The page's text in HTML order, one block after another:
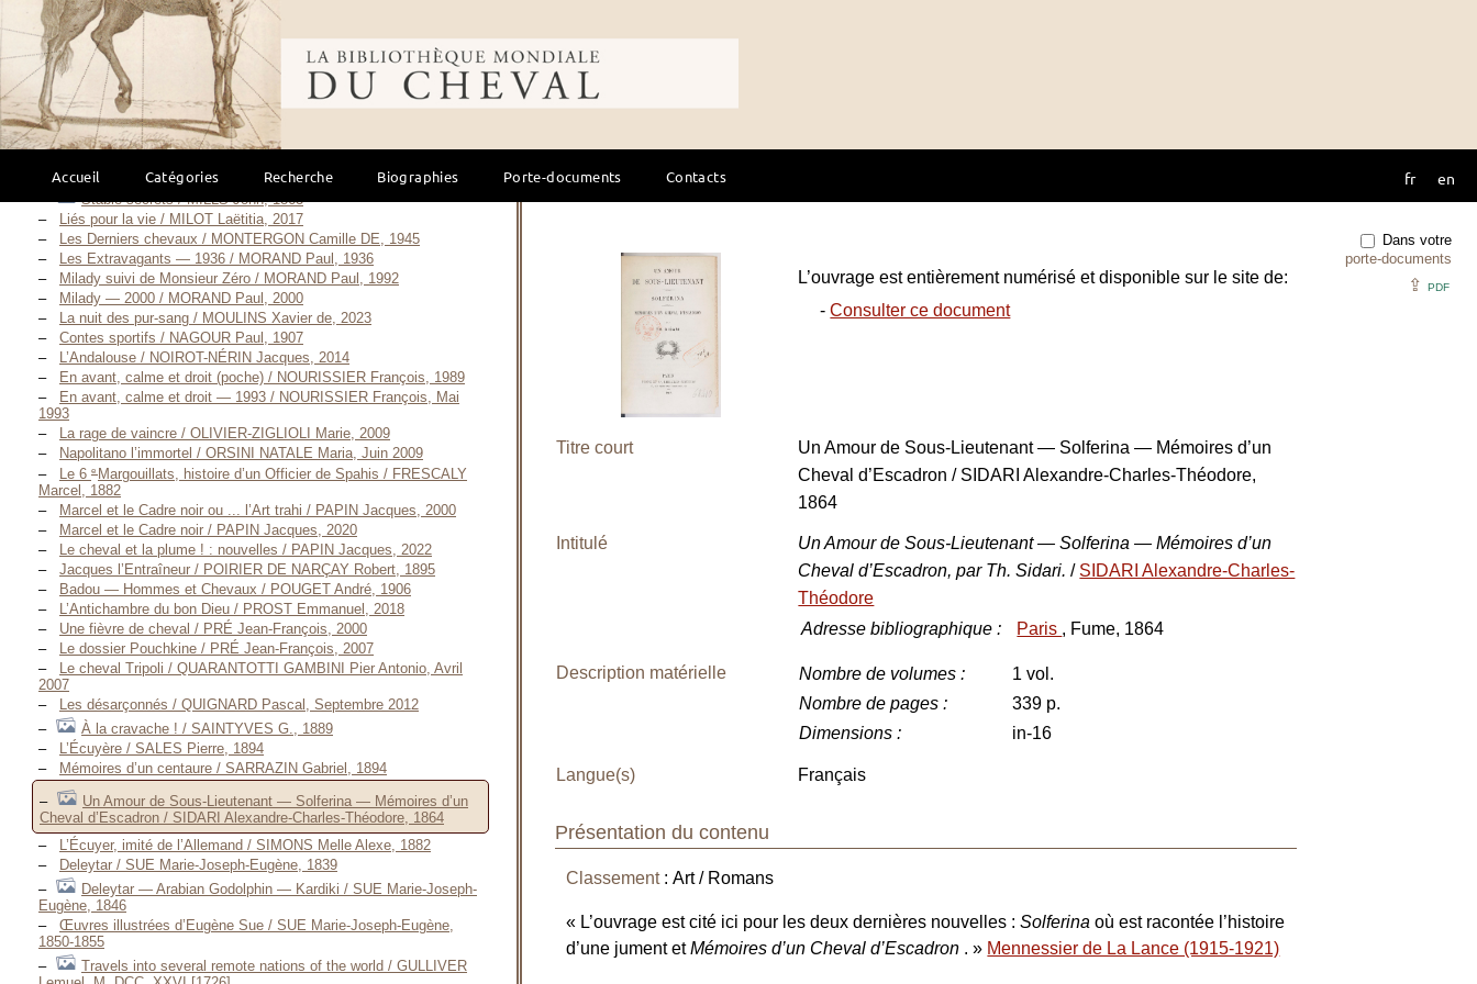
Bibliothèque mondiale du cheval
Accueil Catégories Recherche Biographies Porte-documents Contacts fr en
Jim Blackwood, Jockey — édition illustrée / MANDELSTAMM
Valentin, S. D. [1912]
Jim Blackwood, Jockey — 1921 / MANDELSTAMM Valentin, S. D.
[1921]
À nos chevaux ! / MANOTTI Dominique, 1999
Le cavalier à la charrette / MARIE Jean-Noël, 2004
De si jolis chevaux / MCCARTHY Cormac, 1993
Le grand passage / MCCARTHY Cormac, 1997
Des villes dans la plaine / MCCARTHY Cormac, 1998
Stable secrets / MILLS John, 1863
Liés pour la vie / MILOT Laëtitia, 2017
Les Derniers chevaux / MONTERGON Camille DE, 1945
Les Extravagants — 1936 / MORAND Paul, 1936
Milady suivi de Monsieur Zéro / MORAND Paul, 1992
Milady — 2000 / MORAND Paul, 2000
La nuit des pur-sang / MOULINS Xavier de, 2023
Contes sportifs / NAGOUR Paul, 1907
L’Andalouse / NOIROT-NÉRIN Jacques, 2014
En avant, calme et droit (poche) / NOURISSIER François, 1989
En avant, calme et droit — 1993 / NOURISSIER François, Mai
1993
La rage de vaincre / OLIVIER-ZIGLIOLI Marie, 2009
Napolitano l’immortel / ORSINI NATALE Maria, Juin 2009
Le 6 e Margouillats, histoire d’un Officier de Spahis / FRESCALY
Marcel, 1882
Marcel et le Cadre noir ou ... l’Art trahi / PAPIN Jacques, 2000
Marcel et le Cadre noir / PAPIN Jacques, 2020
Le cheval et la plume ! : nouvelles / PAPIN Jacques, 2022
Jacques l’Entraîneur / POIRIER DE NARÇAY Robert, 1895
Badou — Hommes et Chevaux / POUGET André, 1906
L’Antichambre du bon Dieu / PROST Emmanuel, 2018
Une fièvre de cheval / PRÉ Jean-François, 2000
Le dossier Pouchkine / PRÉ Jean-François, 2007
Le cheval Tripoli / QUARANTOTTI GAMBINI Pier Antonio, Avril
2007
Les désarçonnés / QUIGNARD Pascal, Septembre 2012
À la cravache ! / SAINTYVES G., 1889
L’Écuyère / SALES Pierre, 1894
Mémoires d’un centaure / SARRAZIN Gabriel, 1894
Un Amour de Sous-Lieutenant — Solferina — Mémoires d’un
Cheval d’Escadron / SIDARI Alexandre-Charles-Théodore, 1864
L’Écuyer, imité de l’Allemand / SIMONS Melle Alexe, 1882
Deleytar / SUE Marie-Joseph-Eugène, 1839
Deleytar — Arabian Godolphin — Kardiki / SUE Marie-Joseph-
Eugène, 1846
Œuvres illustrées d’Eugène Sue / SUE Marie-Joseph-Eugène,
1850-1855
Travels into several remote nations of the world / GULLIVER
Dans votre
porte-documents
⇪ PDF
L’ouvrage est entièrement numérisé et disponible sur le site de:
-Consulter ce document
Titre court
Un Amour de Sous-Lieutenant — Solferina — Mémoires d’un
Cheval d’Escadron / SIDARI Alexandre-Charles-Théodore,
1864
Intitulé
Un Amour de Sous-Lieutenant — Solferina — Mémoires d’un
Cheval d’Escadron, par Th. Sidari./ SIDARI Alexandre-Charles-
Théodore
Adresse bibliographique : Paris , Fume, 1864
Description matérielle Nombre de volumes :
1 vol.
Nombre de pages :
339 p.
Dimensions : in-16
Langue(s) Français
Présentation du contenu
Classement: Art / Romans
« L’ouvrage est cité ici pour les deux dernières nouvelles :Solferinaoù est racontée l’histoire
d’une jument etMémoires d’un Cheval d’Escadron . » Mennessier de La Lance (1915-1921)